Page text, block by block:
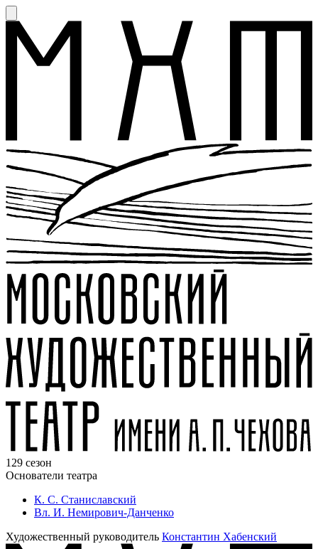
129 сезон
Основатели театра
К. С. Станиславский
Вл. И. Немирович-Данченко
Художественный руководитель Константин Хабенский